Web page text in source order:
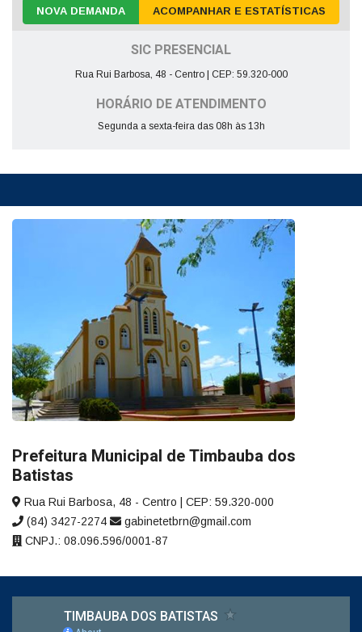
NOVA DEMANDA ACOMPANHAR E ESTATÍSTICAS
SIC PRESENCIAL
Rua Rui Barbosa, 48 - Centro | CEP: 59.320-000
HORÁRIO DE ATENDIMENTO
Segunda a sexta-feira das 08h às 13h
Prefeitura Municipal de Timbauba dos
Batistas
Rua Rui Barbosa, 48 - Centro | CEP: 59.320-000
(84) 3427-2274
gabinetetbrn@gmail.com
CNPJ.: 08.096.596/0001-87